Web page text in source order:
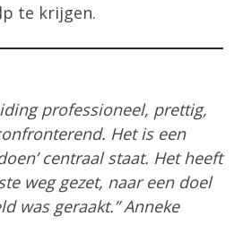
te krijgen.
professioneel, prettig,
Het is een
centraal staat. Het heeft
weg gezet, naar een doel
was geraakt.” Anneke